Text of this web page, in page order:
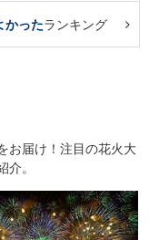
かったランキング
お届け！注目の花火大
。